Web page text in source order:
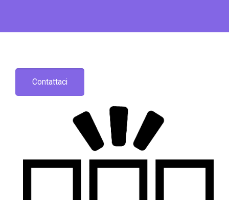
Contattaci